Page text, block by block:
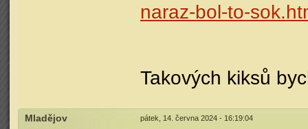
naraz-bol-to-
Takových kiksů
Mladějov pátek, 14. června 2024 - 16:19:04